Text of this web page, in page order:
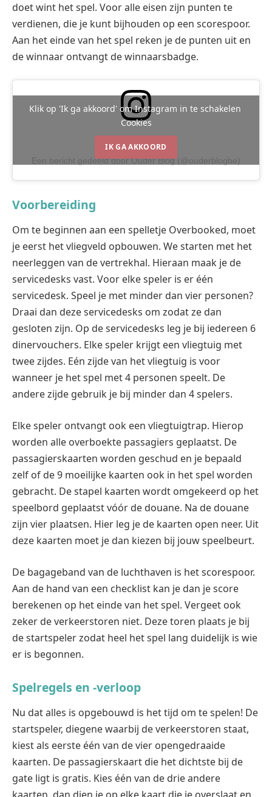
doet wint het spel. Voor alle eisen zijn punten te
verdienen, die je kunt bijhouden op een scorespoor.
Aan het einde van het spel reken je de punten uit en
de winnaar ontvangt de winnaarsbadge.
Een bericht gedeeld door Ouder Blog (@ouderblogbe)
Klik op 'Ik ga akkoord' om Instagram in te schakelen
Cookies
IK GA AKKOORD
Voorbereiding
Om te beginnen aan een spelletje Overbooked, moet
je eerst het vliegveld opbouwen. We starten met het
neerleggen van de vertrekhal. Hieraan maak je de
servicedesks vast. Voor elke speler is er één
servicedesk. Speel je met minder dan vier personen?
Draai dan deze servicedesks om zodat ze dan
gesloten zijn. Op de servicedesks leg je bij iedereen 6
dinervouchers. Elke speler krijgt een vliegtuig met
twee zijdes. Eén zijde van het vliegtuig is voor
wanneer je het spel met 4 personen speelt. De
andere zijde gebruik je bij minder dan 4 spelers.
Elke speler ontvangt ook een vliegtuigtrap. Hierop
worden alle overboekte passagiers geplaatst. De
passagierskaarten worden geschud en je bepaald
zelf of de 9 moeilijke kaarten ook in het spel worden
gebracht. De stapel kaarten wordt omgekeerd op het
speelbord geplaatst vóór de douane. Na de douane
zijn vier plaatsen. Hier leg je de kaarten open neer. Uit
deze kaarten moet je dan kiezen bij jouw speelbeurt.
De bagageband van de luchthaven is het scorespoor.
Aan de hand van een checklist kan je dan je score
berekenen op het einde van het spel. Vergeet ook
zeker de verkeerstoren niet. Deze toren plaats je bij
de startspeler zodat heel het spel lang duidelijk is wie
er is begonnen.
Spelregels en -verloop
Nu dat alles is opgebouwd is het tijd om te spelen! De
startspeler, diegene waarbij de verkeerstoren staat,
kiest als eerste één van de vier opengedraaide
kaarten. De passagierskaart die het dichtste bij de
gate ligt is gratis. Kies één van de drie andere